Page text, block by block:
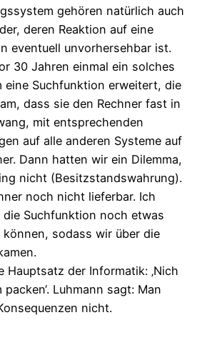
gehören natürlich auch
deren Reaktion auf eine
eventuell unvorhersehbar ist.
30 Jahren einmal ein solches
eine Suchfunktion erweitert, die
dass sie den Rechner fast in
mit entsprechenden
auf alle anderen Systeme auf
Dann hatten wir ein Dilemma,
nicht (Besitzstandswahrung).
noch nicht lieferbar. Ich
die Suchfunktion noch etwas
sodass wir über die
Hauptsatz der Informatik: ‚Nich
packen‘. Luhmann sagt: Man
nicht.